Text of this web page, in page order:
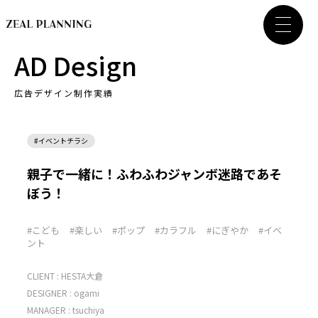
AD Design
広告デザイン制作実績
#イベントチラシ
親子で一緒に！ふわふわジャンボ迷路であそ
ぼう！
#こども #楽しい #ポップ #カラフル #にぎやか
#イベ
ント
CLIENT : HESTA大倉
DESIGNER : ogami
MANAGER :tsuchiya